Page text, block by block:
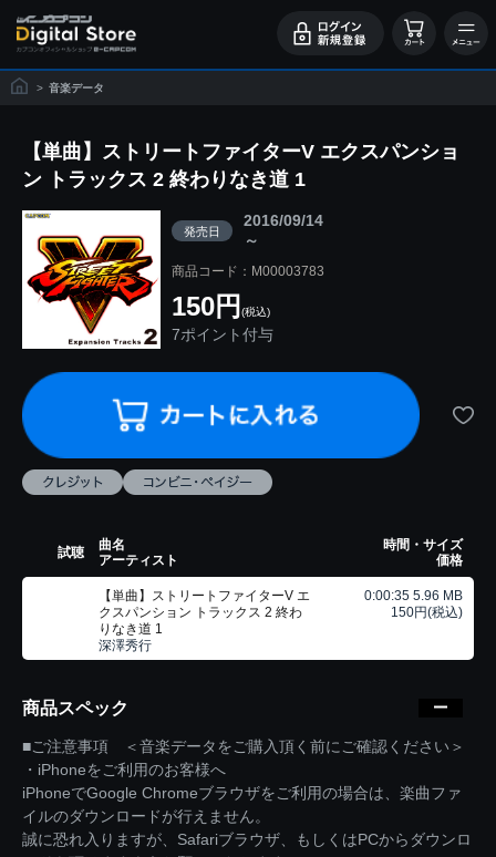
> 音楽データ
【単曲】ストリートファイターV エクスパンショ
ン トラックス 2 終わりなき道 1
発売日
2016/09/14
～
商品コード：M00003783
150円 (税込)
7ポイント付与
試聴
曲名
アーティスト
時間・サイズ
価格
【単曲】ストリートファイターV エ
クスパンション トラックス 2 終わ
りなき道 1
深澤秀行
0:00:35 5.96 MB
150円(税込)
商品スペック
■ご注意事項 ＜音楽データをご購入頂く前にご確認ください＞
・iPhoneをご利用のお客様へ
iPhoneでGoogle Chromeブラウザをご利用の場合は、楽曲ファ
イルのダウンロードが行えません。
誠に恐れ入りますが、Safariブラウザ、もしくはPCからダウンロ